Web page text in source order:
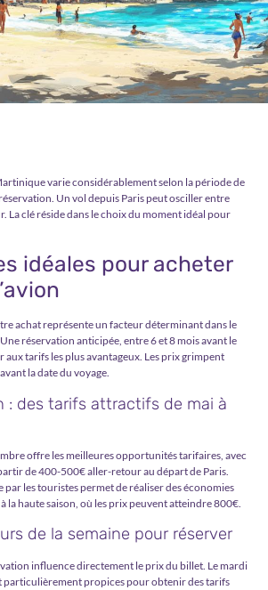
varie considérablement selon la période de
Un vol depuis Paris peut osciller entre
La clé réside dans lechoix du moment idéal pour
idéales pour acheter
achat représente un facteur déterminant dans le
réservation anticipée, entre 6 et 8 mois avant le
aux tarifs les plus avantageux. Les prix grimpent
la date du voyage.
: des tarifs attractifs de mai à
offre les meilleures opportunités tarifaires, avec
de 400-500€ aller-retour au départ de Paris.
par les touristes permet de réaliser des économies
la haute saison, où les prix peuvent atteindre 800€.
de la semaine pour réserver
influence directement le prix du billet. Le mardi
particulièrement propices pour obtenir des tarifs